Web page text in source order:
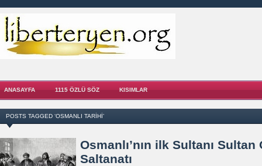
ANASAYFA 1115 ÖZLÜ SÖZ KISIMLAR
POSTS TAGGED ‘OSMANLI TARIHI’
Osmanlı’nın ilk Sultanı Sultan
Saltanatı